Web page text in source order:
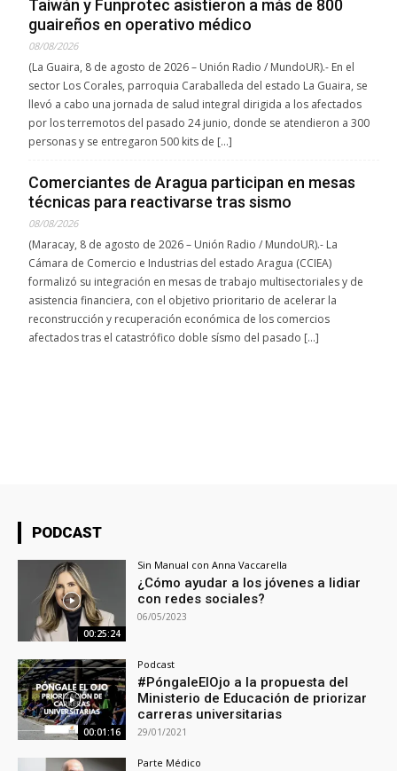
Taiwán y Funprotec asistieron a más de 800
guaireños en operativo médico
08/08/2026
(La Guaira, 8 de agosto de 2026 – Unión Radio / MundoUR).- En el
sector Los Corales, parroquia Caraballeda del estado La Guaira, se
llevó a cabo una jornada de salud integral dirigida a los afectados
por los terremotos del pasado 24 junio, donde se atendieron a 300
personas y se entregaron 500 kits de […]
Comerciantes de Aragua participan en mesas
técnicas para reactivarse tras sismo
08/08/2026
(Maracay, 8 de agosto de 2026 – Unión Radio / MundoUR).- La
Cámara de Comercio e Industrias del estado Aragua (CCIEA)
formalizó su integración en mesas de trabajo multisectoriales y de
asistencia financiera, con el objetivo prioritario de acelerar la
reconstrucción y recuperación económica de los comercios
afectados tras el catastrófico doble sísmo del pasado […]
PODCAST
00:25:24
Sin Manual con Anna Vaccarella
¿Cómo ayudar a los jóvenes a lidiar
con redes sociales?
06/05/2023
00:01:16
Podcast
#PóngaleElOjo ‌a la propuesta del
Ministerio de Educación de priorizar
carreras universitarias
29/01/2021
Parte Médico